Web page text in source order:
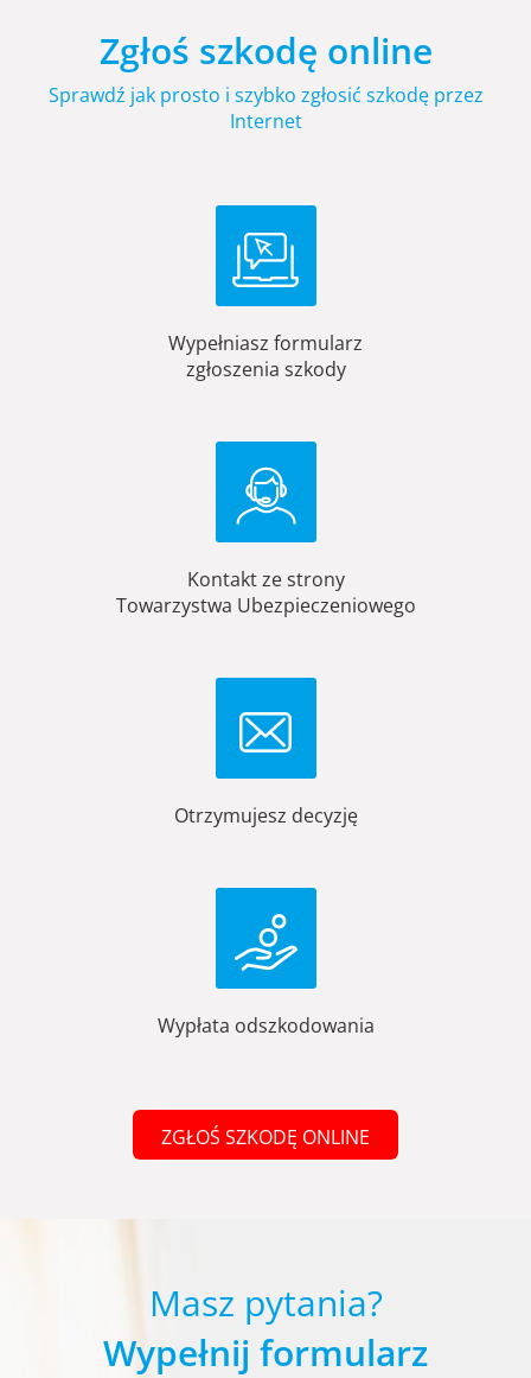
Zgłoś szkodę online
Sprawdź jak prosto i szybko zgłosić szkodę przez
Internet
Wypełniasz formularz
zgłoszenia szkody
Kontakt ze strony
Towarzystwa Ubezpieczeniowego
Otrzymujesz decyzję
Wypłata odszkodowania
ZGŁOŚ SZKODĘ ONLINE
Masz pytania?
Wypełnij formularz